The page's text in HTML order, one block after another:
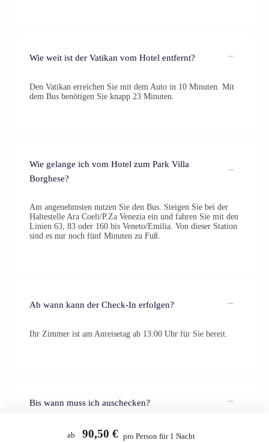
Wie weit ist der Vatikan vom Hotel entfernt?
Den Vatikan erreichen Sie mit dem Auto in 10 Minuten. Mit
dem Bus benötigen Sie knapp 23 Minuten.
Wie gelange ich vom Hotel zum Park Villa
Borghese?
Am angenehmsten nutzen Sie den Bus. Steigen Sie bei der
Haltestelle Ara Coeli/P.Za Venezia ein und fahren Sie mit den
Linien 63, 83 oder 160 bis Veneto/Emilia. Von dieser Station
sind es nur noch fünf Minuten zu Fuß.
Ab wann kann der Check-In erfolgen?
Ihr Zimmer ist am Anreisetag ab 13:00 Uhr für Sie bereit.
Bis wann muss ich auschecken?
Der Check-Out sollte bis 11:00 Uhr am Abreisetag erfolgen.
ab 90,50 € pro Person für 1 Nacht